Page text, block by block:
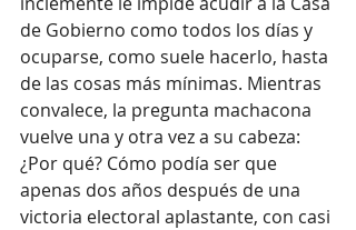
de Gobierno como todos los días y
ocuparse, como suele hacerlo, hasta
de las cosas más mínimas. Mientras
convalece, la pregunta machacona
vuelve una y otra vez a su cabeza:
¿Por qué? Cómo podía ser que
apenas dos años después de una
victoria electoral aplastante, con casi